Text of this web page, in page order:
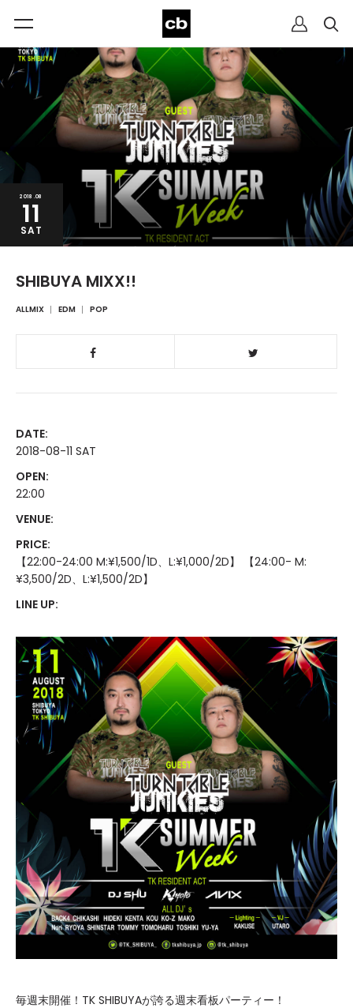
2018.08
11
SAT
SHIBUYA MIXX!!
ALLMIX EDM POP
DATE:
2018-08-11 SAT
OPEN:
22:00
VENUE:
PRICE:
【22:00-24:00 M:¥1,500/1D、L:¥1,000/2D】 【24:00- M:
¥3,500/2D、L:¥1,500/2D】
LINE UP:
毎週末開催！TK SHIBUYAが誇る週末看板パーティー！